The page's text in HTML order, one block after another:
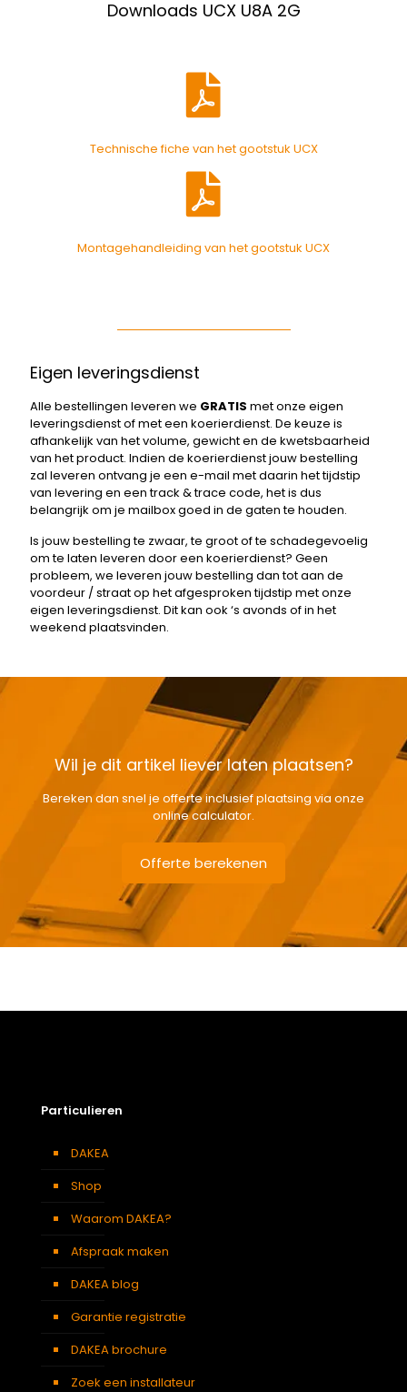
Downloads UCX U8A 2G
Technische fiche van het gootstuk UCX
Montagehandleiding van het gootstuk UCX
Eigen leveringsdienst
Alle bestellingen leveren we GRATIS met onze eigen
leveringsdienst of met een koerierdienst. De keuze is
afhankelijk van het volume, gewicht en de kwetsbaarheid
van het product. Indien de koerierdienst jouw bestelling
zal leveren ontvang je een e-mail met daarin het tijdstip
van levering en een track & trace code, het is dus
belangrijk om je mailbox goed in de gaten te houden.
Is jouw bestelling te zwaar, te groot of te schadegevoelig
om te laten leveren door een koerierdienst? Geen
probleem, we leveren jouw bestelling dan tot aan de
voordeur / straat op het afgesproken tijdstip met onze
eigen leveringsdienst. Dit kan ook ‘s avonds of in het
weekend plaatsvinden.
Wil je dit artikel liever laten plaatsen?
Bereken dan snel je offerte inclusief plaatsing via onze
online calculator.
Offerte berekenen
Particulieren
DAKEA
Shop
Waarom DAKEA?
Afspraak maken
DAKEA blog
Garantie registratie
DAKEA brochure
Zoek een installateur